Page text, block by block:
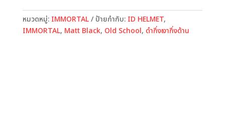
หมวดหมู่: IMMORTAL ป้ายกำกับ: ID HELMET,
IMMORTAL, Matt Black, Old School, ดำกึ่งเงากึ่งด้าน